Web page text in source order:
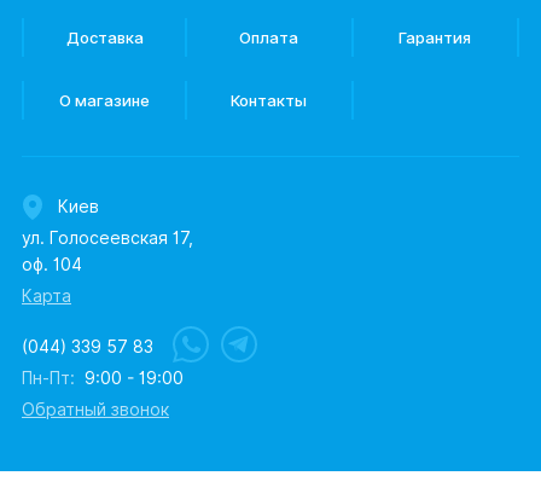
Доставка Оплата Гарантия
О магазине Контакты
Киев
ул. Голосеевская 17,
оф. 104
Карта
(044) 339 57 83
Пн-Пт: 9:00 - 19:00
Обратный звонок